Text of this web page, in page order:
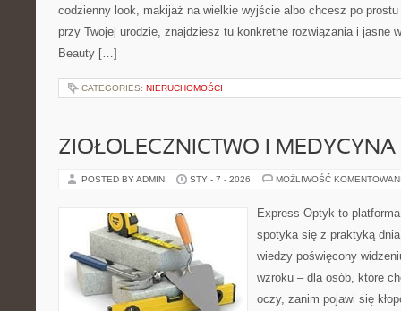
codzienny look, makijaż na wielkie wyjście albo chcesz po prostu
przy Twojej urodzie, znajdziesz tu konkretne rozwiązania i jasne
Beauty […]
CATEGORIES: NIERUCHOMOŚCI
ZIOŁOLECZNICTWO I
POSTED BY ADMIN STY - 7 - 2026 MOŻLIWOŚĆ
Express Optyk to
spotyka się z praktyką
wiedzy poświęcony
wzroku – dla osób, które
oczy, zanim pojawi się